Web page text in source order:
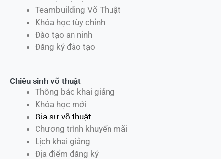
Teambuilding Võ Thuật
Khóa học tùy chỉnh
Đào tạo an ninh
Đăng ký đào tạo
Chiêu sinh võ thuật
Thông báo khai giảng
Khóa học mới
Gia sư võ thuật
Chương trình khuyến mãi
Lịch khai giảng
Địa điểm đăng ký